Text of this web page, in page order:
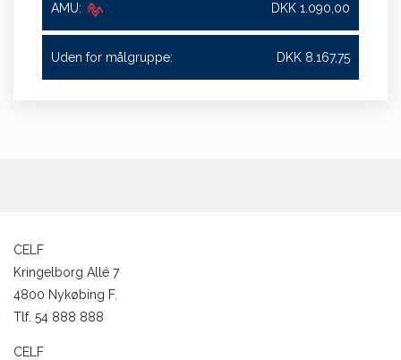
AMU: DKK 1.090,00
Uden for målgruppe: DKK 8.167,75
CELF
Kringelborg Allé 7
4800 Nykøbing F.
Tlf. 54 888 888
CELF